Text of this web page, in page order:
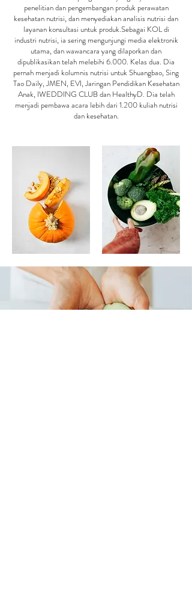
penelitian dan pengembangan produk perawatan
kesehatan nutrisi, dan menyediakan analisis nutrisi dan
layanan konsultasi untuk produk.Sebagai KOL di
industri nutrisi, ia sering mengunjungi media elektronik
utama, dan wawancara yang dilaporkan dan
dipublikasikan telah melebihi 6.000. Kelas dua. Dia
pernah menjadi kolumnis nutrisi untuk Shuangbao, Sing
Tao Daily, JMEN, EVI, Jaringan Pendidikan Kesehatan
Anak, IWEDDING CLUB dan HealthyD. Dia telah
menjadi pembawa acara lebih dari 1.200 kuliah nutrisi
dan kesehatan.